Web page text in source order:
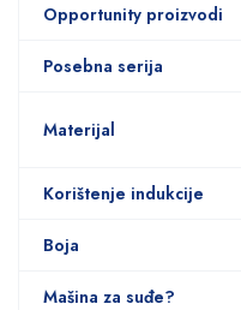
Opportunity proizvodi
Posebna serija
Materijal
Korištenje indukcije
Boja
Mašina za suđe?